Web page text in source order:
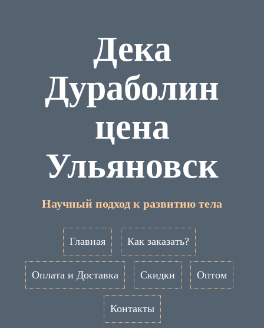
Дека
Дураболин
цена
Ульяновск
Научный подход к развитию тела
Главная Как заказать?
Оплата и Доставка Скидки Оптом
Контакты